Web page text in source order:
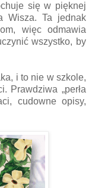
się w pięknej
Wisza. Ta jednak
więc odmawia
wszystko, by
i to nie w szkole,
Prawdziwa „perła
cudowne opisy,